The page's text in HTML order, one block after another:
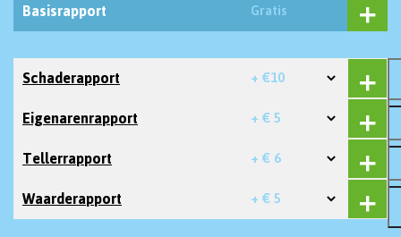
Basisrapport Gratis
Schaderapport + €10
Eigenarenrapport + € 5
Tellerrapport + € 6
Waarderapport + € 5